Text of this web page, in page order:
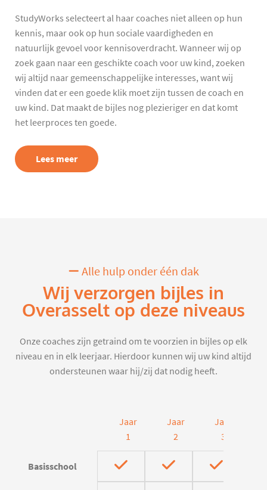
StudyWorks selecteert al haar coaches niet alleen op hun
kennis, maar ook op hun sociale vaardigheden en
natuurlijk gevoel voor kennisoverdracht. Wanneer wij op
zoek gaan naar een geschikte coach voor uw kind, zoeken
wij altijd naar gemeenschappelijke interesses, want wij
vinden dat er een goede klik moet zijn tussen de coach en
uw kind. Dat maakt de bijles nog plezieriger en dat komt
het leerproces ten goede.
Lees meer
Alle hulp onder één dak
Wij verzorgen bijles in
Overasselt op deze niveaus
Onze coaches zijn getraind om te voorzien in bijles op elk
niveau en in elk leerjaar. Hierdoor kunnen wij uw kind altijd
ondersteunen waar hij/zij dat nodig heeft.
Jaar
1
Jaar
2
Jaar
3
Basisschool